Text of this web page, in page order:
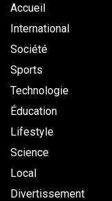
Accueil
International
Société
Sports
Technologie
Éducation
Lifestyle
Science
Local
Divertissement